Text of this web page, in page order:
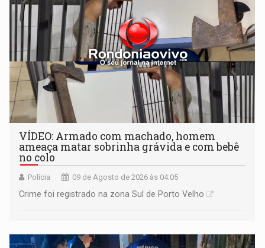
VÍDEO: Armado com machado, homem
ameaça matar sobrinha grávida e com bebê
no colo
Polícia 09 de Agosto de 2026 às 04:05
Crime foi registrado na zona Sul de Porto Velho